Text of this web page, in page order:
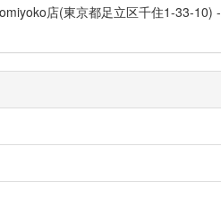
店(東京都足立区千住1-33-10) -